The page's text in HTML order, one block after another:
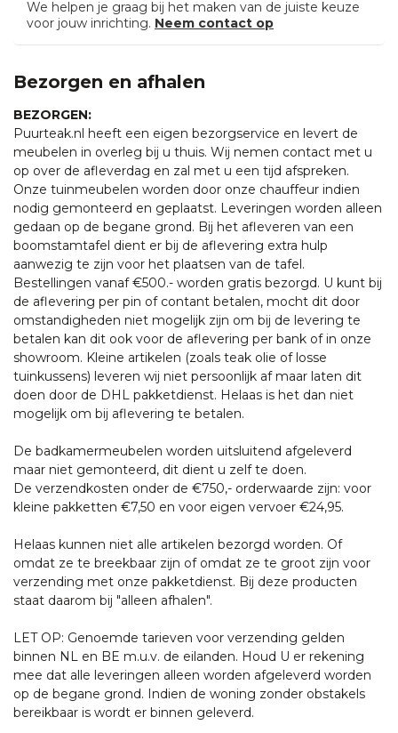
We helpen je graag bij het maken van de juiste keuze
voor jouw inrichting. Neem contact op
Bezorgen en afhalen
BEZORGEN:
Puurteak.nl heeft een eigen bezorgservice en levert de
meubelen in overleg bij u thuis. Wij nemen contact met u
op over de afleverdag en zal met u een tijd afspreken.
Onze tuinmeubelen worden door onze chauffeur indien
nodig gemonteerd en geplaatst. Leveringen worden alleen
gedaan op de begane grond. Bij het afleveren van een
boomstamtafel dient er bij de aflevering extra hulp
aanwezig te zijn voor het plaatsen van de tafel.
Bestellingen vanaf €500.- worden gratis bezorgd. U kunt bij
de aflevering per pin of contant betalen, mocht dit door
omstandigheden niet mogelijk zijn om bij de levering te
betalen kan dit ook voor de aflevering per bank of in onze
showroom. Kleine artikelen (zoals teak olie of losse
tuinkussens) leveren wij niet persoonlijk af maar laten dit
doen door de DHL pakketdienst. Helaas is het dan niet
mogelijk om bij aflevering te betalen.
De badkamermeubelen worden uitsluitend afgeleverd
maar niet gemonteerd, dit dient u zelf te doen.
De verzendkosten onder de €750,- orderwaarde zijn: voor
kleine pakketten €7,50 en voor eigen vervoer €24,95.
Helaas kunnen niet alle artikelen bezorgd worden. Of
omdat ze te breekbaar zijn of omdat ze te groot zijn voor
verzending met onze pakketdienst. Bij deze producten
staat daarom bij "alleen afhalen".
LET OP: Genoemde tarieven voor verzending gelden
binnen NL en BE m.u.v. de eilanden. Houd U er rekening
mee dat alle leveringen alleen worden afgeleverd worden
op de begane grond. Indien de woning zonder obstakels
bereikbaar is wordt er binnen geleverd.